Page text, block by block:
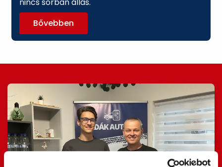
Bővebben